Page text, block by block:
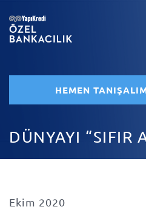
HEMEN
DÜNYAYI “SIFIR
Ekim 2020